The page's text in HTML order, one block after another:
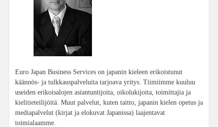
Euro Japan Business Services on japanin kieleen erikoistunut
käännös- ja tulkkauspalveluita tarjoava yritys. Tiimiimme kuuluu
useiden erikoisalojen asiantuntijoita, oikolukijoita, toimittajia ja
kielitieteilijöitä. Muut palvelut, kuten taitto, japanin kielen opetus ja
mediapalvelut (kirjat ja elokuvat Japanissa) laajentavat
toimialaamme.